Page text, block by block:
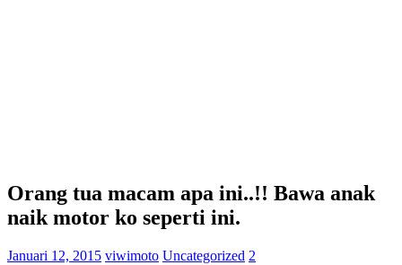
Orang tua macam apa ini..!! Bawa anak
naik motor ko seperti ini.
Januari 12, 2015 viwimoto Uncategorized 2